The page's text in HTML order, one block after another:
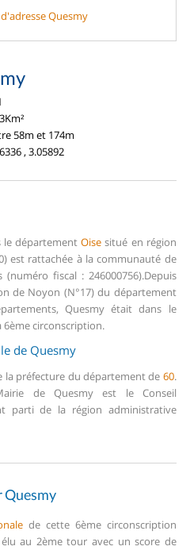
Quesmy
58m et 174m
, 3.05892
le départementOise situé en région
est rattachée à la communauté de
fiscal : 246000756).Depuis
de Noyon (N°17) du département
Quesmy était dans le
6ème circonscription.
de Quesmy
la préfecture du département de 60.
de Quesmy est le Conseil
parti de la région administrative
Quesmy
de cette 6ème circonscription
au 2ème tour avec un score de